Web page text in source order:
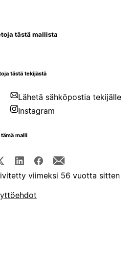
tästä mallista
tästä tekijästä
Lähetä sähköpostia tekijälle
Instagram
tämä malli
viimeksi 56 vuotta sitten